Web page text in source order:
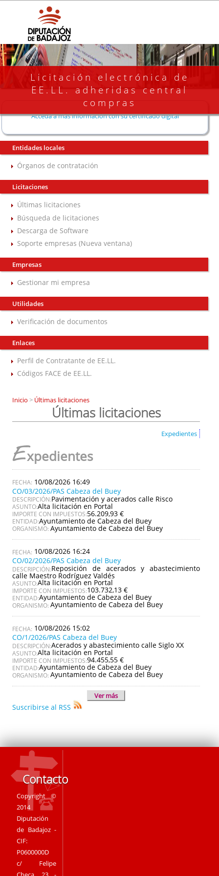
Licitación electrónica de
EE.LL. adheridas central
compras
Acceda a más información con su certificado digital
Entidades locales
Órganos de contratación
Licitaciones
Últimas licitaciones
Búsqueda de licitaciones
Descarga de Software
Soporte empresas (Nueva ventana)
Empresas
Gestionar mi empresa
Utilidades
Verificación de documentos
Enlaces
Perfil de Contratante de EE.LL.
Códigos FACE de EE.LL.
Inicio > Últimas licitaciones
Últimas licitaciones
Expedientes
Expedientes
10/08/2026 16:49
CO/03/2026/PAS Cabeza del Buey
DESCRIPCIÓN:Pavimentación y acerados calle Risco
ASUNTO:Alta licitación en Portal
IMPORTE CON IMPUESTOS:56.209,93 €
ENTIDAD:Ayuntamiento de Cabeza del Buey
ORGANISMO: Ayuntamiento de Cabeza del Buey
10/08/2026 16:24
CO/02/2026/PAS Cabeza del Buey
DESCRIPCIÓN:Reposición de acerados y abastecimiento
calle Maestro Rodríguez Valdés
ASUNTO:Alta licitación en Portal
IMPORTE CON IMPUESTOS:103.732,13 €
ENTIDAD:Ayuntamiento de Cabeza del Buey
ORGANISMO: Ayuntamiento de Cabeza del Buey
10/08/2026 15:02
CO/1/2026/PAS Cabeza del Buey
DESCRIPCIÓN:Acerados y abastecimiento calle Siglo XX
ASUNTO:Alta licitación en Portal
IMPORTE CON IMPUESTOS:94.455,55 €
ENTIDAD:Ayuntamiento de Cabeza del Buey
ORGANISMO: Ayuntamiento de Cabeza del Buey
Ver más
Suscribirse al RSS
Contacto
Copyright ©
2014
Diputación
de Badajoz -
CIF:
P0600000D
c/ Felipe